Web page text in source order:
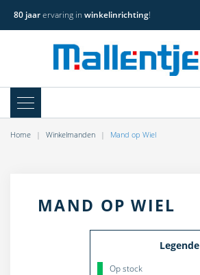
80 jaarervaring in winkelinrichting!
Home Winkelmanden Mand op Wiel
MAND OP WIEL
Legende
Op stock